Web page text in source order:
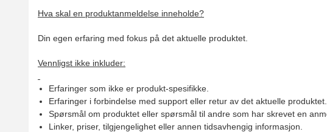
Hva skal en produktanmeldelse inneholde?
Din egen erfaring med fokus på det aktuelle produktet.
Vennligst ikke inkluder:
Erfaringer som ikke er produkt-spesifikke.
Erfaringer i forbindelse med support eller retur av det aktuelle produktet.
Spørsmål om produktet eller spørsmål til andre som har skrevet en
Linker, priser, tilgjengelighet eller annen tidsavhengig informasjon.